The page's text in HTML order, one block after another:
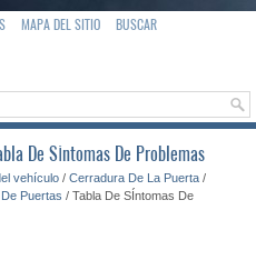
MAPA DEL SITIO BUSCAR
De SÍntomas De Problemas
vehículo / Cerradura De La Puerta /
Puertas / Tabla De SÍntomas De